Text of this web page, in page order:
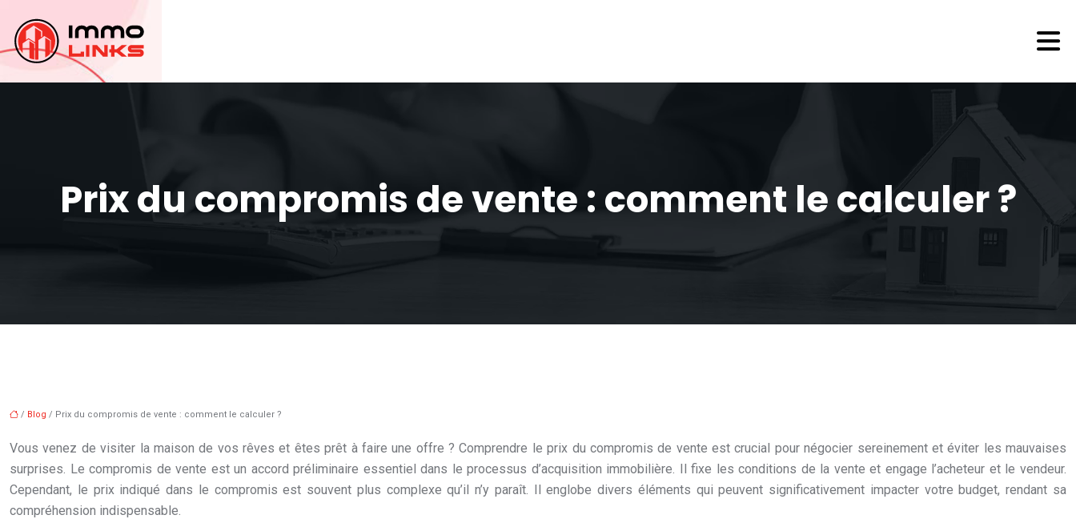
Prix du compromis de vente : comment le calculer ?
/ Blog / Prix du compromis de vente : comment le calculer ?
Vous venez de visiter la maison de vos rêves et êtes prêt à faire une offre ? Comprendre le prix du compromis de vente est crucial pour négocier sereinement et éviter les mauvaises
surprises. Le compromis de vente est un accord préliminaire essentiel dans le processus d’acquisition immobilière. Il fixe les conditions de la vente et engage l’acheteur et le vendeur.
Cependant, le prix indiqué dans le compromis est souvent plus complexe qu’il n’y paraît. Il englobe divers éléments qui peuvent significativement impacter votre budget, rendant sa
compréhension indispensable.